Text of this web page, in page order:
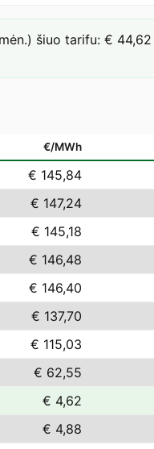
šiuo tarifu: €
€/MWh
€ 145,84
€ 147,24
€ 145,18
€ 146,48
€ 146,40
€ 137,70
€ 115,03
€ 62,55
€ 4,62
€ 4,88